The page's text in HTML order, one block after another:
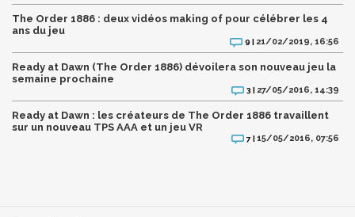
The Order 1886 : deux vidéos making of pour célébrer les 4
ans du jeu
9 | 21/02/2019, 16:56
Ready at Dawn (The Order 1886) dévoilera son nouveau jeu la
semaine prochaine
3 | 27/05/2016, 14:39
Ready at Dawn : les créateurs de The Order 1886 travaillent
sur un nouveau TPS AAA et un jeu VR
7 | 15/05/2016, 07:56